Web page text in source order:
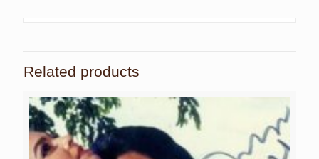
Related products